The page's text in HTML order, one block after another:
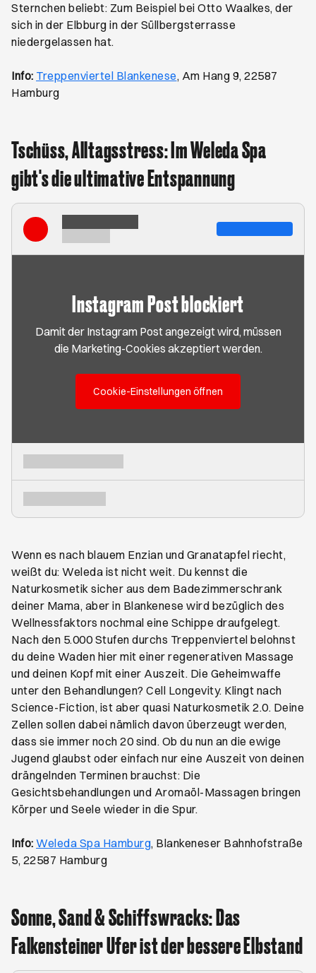
Sternchen beliebt: Zum Beispiel bei Otto Waalkes, der
sich in der Elbburg in der Süllbergsterrasse
niedergelassen hat.
Info: Treppenviertel BlankeneseÖffnet ein neues Browser-
, Am Hang 9, 22587
Hamburg
Tschüss, Alltagsstress: Im Weleda Spa
gibt's die ultimative Entspannung
Instagram Post blockiert
Damit der Instagram Post angezeigt wird, müssen
die Marketing-Cookies akzeptiert werden.
Cookie-Einstellungen öffnen
Wenn es nach blauem Enzian und Granatapfel riecht,
weißt du: Weleda ist nicht weit. Du kennst die
Naturkosmetik sicher aus dem Badezimmerschrank
deiner Mama, aber in Blankenese wird bezüglich des
Wellnessfaktors nochmal eine Schippe draufgelegt.
Nach den 5.000 Stufen durchs Treppenviertel belohnst
du deine Waden hier mit einer regenerativen Massage
und deinen Kopf mit einer Auszeit. Die Geheimwaffe
unter den Behandlungen? Cell Longevity. Klingt nach
Science-Fiction, ist aber quasi Naturkosmetik 2.0. Deine
Zellen sollen dabei nämlich davon überzeugt werden,
dass sie immer noch 20 sind. Ob du nun an die ewige
Jugend glaubst oder einfach nur eine Auszeit von deinen
drängelnden Terminen brauchst: Die
Gesichtsbehandlungen und Aromaöl-Massagen bringen
Körper und Seele wieder in die Spur.
Info: Weleda Spa HamburgÖffnet ein neues Browser-Tab
, Blankeneser Bahnhofstraße
5, 22587 Hamburg
Sonne, Sand & Schiffswracks: Das
Falkensteiner Ufer ist der bessere Elbstand